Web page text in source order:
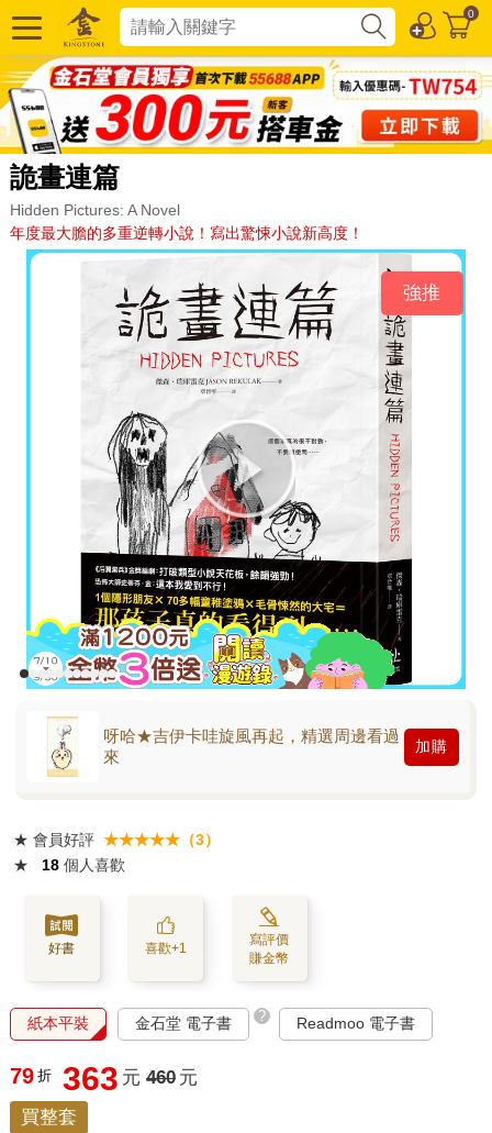
0
詭畫連篇
Hidden Pictures: A Novel
年度最大膽的多重逆轉小說！寫出驚悚小說新高度！
強推
呀哈★吉伊卡哇旋風再起，精選周邊看過
來
加購
★ 會員好評 ★★★★★（3）
★
18 個人喜歡
好書 喜歡+1
寫評價
賺金幣
紙本平裝 金石堂 電子書 ? Readmoo 電子書
79 折 363 元 460 元
買整套